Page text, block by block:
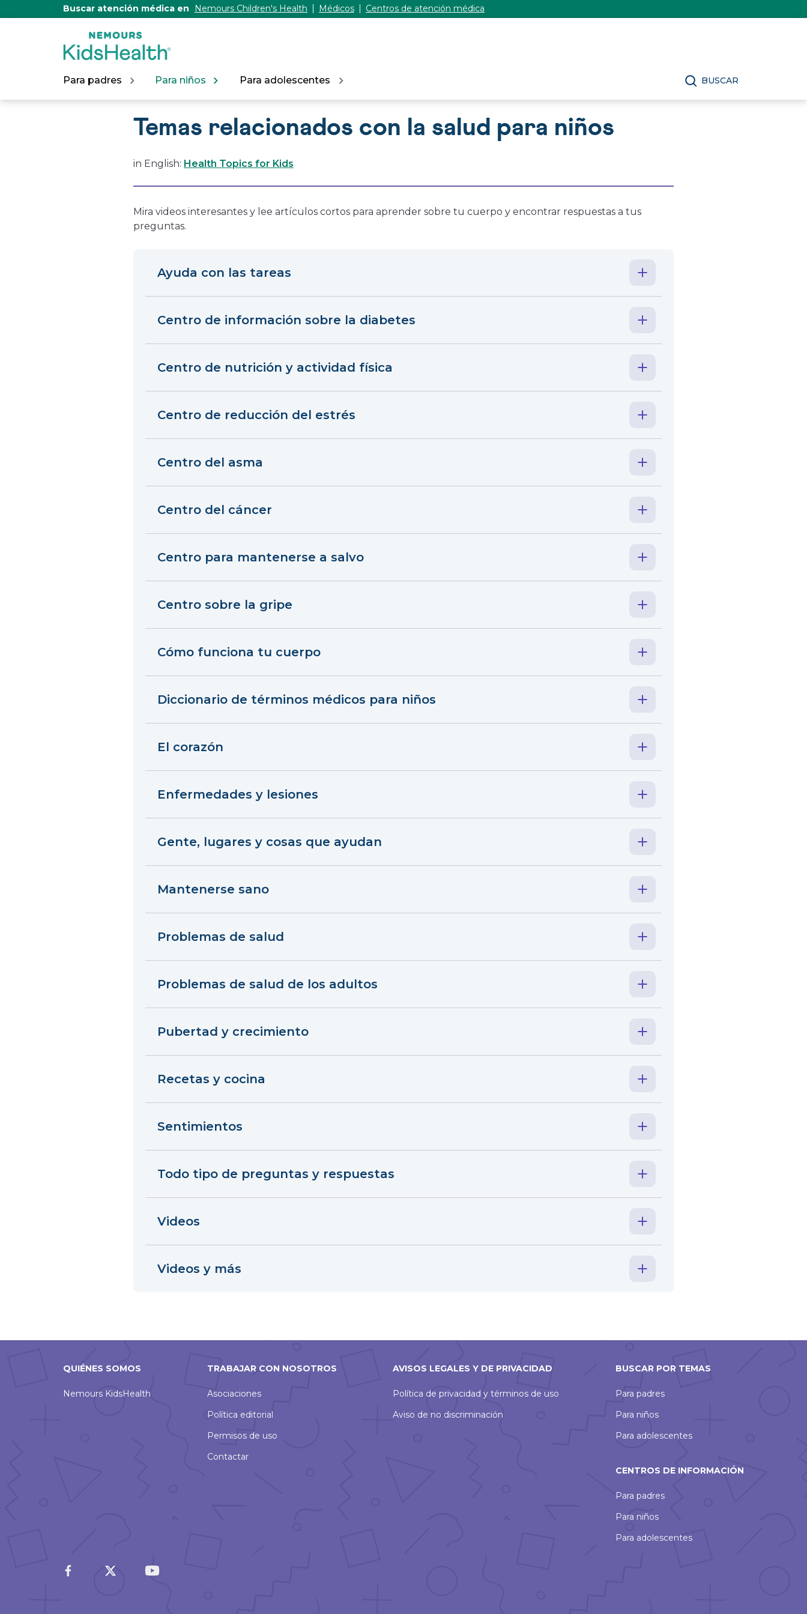
Buscar atención médica en Nemours Children's Health Médicos Centros de atención médica
Para padres Para niños Para adolescentes BUSCAR
Temas relacionados con la salud para niños
in English: Health Topics for Kids
Mira videos interesantes y lee artículos cortos para aprender sobre tu cuerpo y encontrar respuestas a tus
preguntas.
Ayuda con las tareas
Centro de información sobre la diabetes
Centro de nutrición y actividad física
Centro de reducción del estrés
Centro del asma
Centro del cáncer
Centro para mantenerse a salvo
Centro sobre la gripe
Cómo funciona tu cuerpo
Diccionario de términos médicos para niños
El corazón
Enfermedades y lesiones
Gente, lugares y cosas que ayudan
Mantenerse sano
Problemas de salud
Problemas de salud de los adultos
Pubertad y crecimiento
Recetas y cocina
Sentimientos
Todo tipo de preguntas y respuestas
Videos
Videos y más
QUIÉNES SOMOS
Nemours KidsHealth
TRABAJAR CON NOSOTROS
Asociaciones
Política editorial
Permisos de uso
Contactar
AVISOS LEGALES Y DE PRIVACIDAD
Política de privacidad y términos de uso
Aviso de no discriminación
BUSCAR POR TEMAS
Para padres
Para niños
Para adolescentes
CENTROS DE INFORMACIÓN
Para padres
Para niños
Para adolescentes